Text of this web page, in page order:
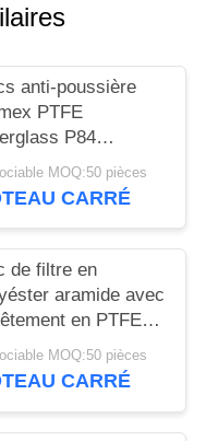
anti-poussière
PTFE
P84
à la chaleur
chaudières
MOQ:50 pièces
CARRÉ
de filtre en
aramide avec
en PTFE
les applications
MOQ:50 pièces
CARRÉ